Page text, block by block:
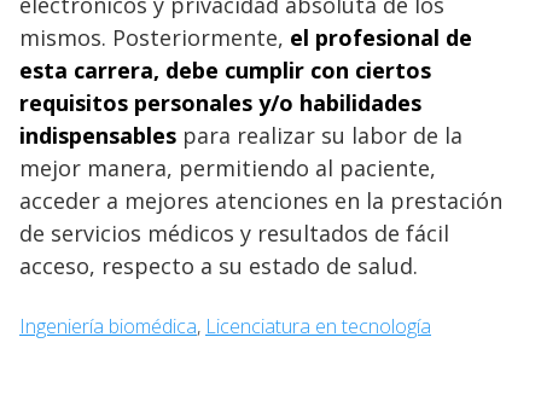
mismos. Posteriormente, el profesional de
esta carrera, debe cumplir con ciertos
requisitos personales y/o habilidades
indispensables para realizar su labor de la
mejor manera, permitiendo al paciente,
acceder a mejores atenciones en la prestación
de servicios médicos y resultados de fácil
acceso, respecto a su estado de salud.
Ingeniería biomédica, Licenciatura en tecnología